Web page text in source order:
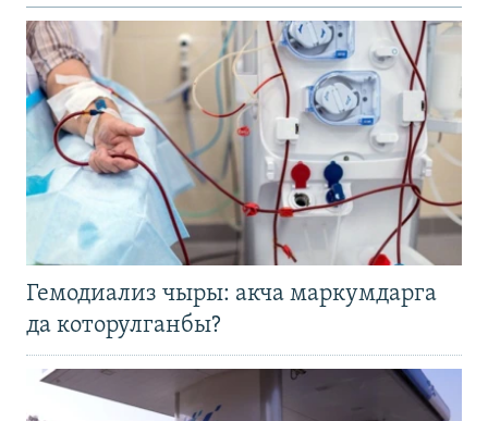
Гемодиализ чыры: акча маркумдарга
да которулганбы?